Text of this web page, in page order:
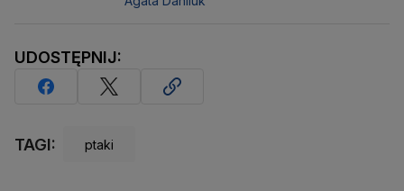
UDOSTĘPNIJ:
TAGI: ptaki